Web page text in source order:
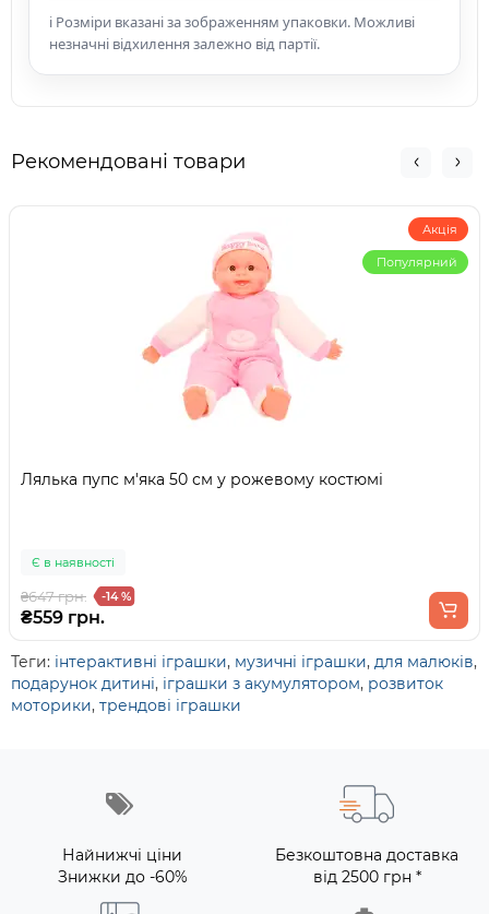
ℹ️ Розміри вказані за зображенням упаковки. Можливі
незначні відхилення залежно від партії.
Рекомендовані товари
Акція
Популярний
Лялька пупс м'яка 50 см у рожевому костюмі
Є в наявності
₴647 грн. -14 %
₴559 грн.
Теги: інтерактивні іграшки, музичні іграшки, для малюків,
подарунок дитині, іграшки з акумулятором, розвиток
моторики, трендові іграшки
Найнижчі ціни
Знижки до -60%
Безкоштовна доставка
від 2500 грн *